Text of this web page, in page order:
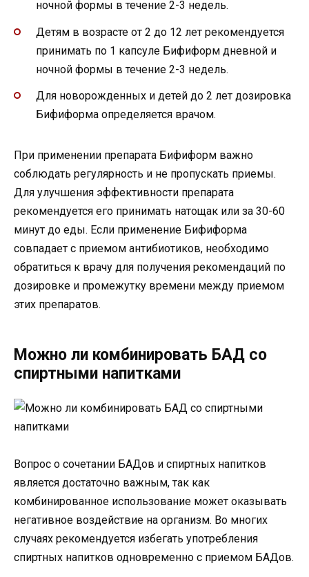
ночной формы в течение 2-3 недель.
Детям в возрасте от 2 до 12 лет рекомендуется
принимать по 1 капсуле Бифиформ дневной и
ночной формы в течение 2-3 недель.
Для новорожденных и детей до 2 лет дозировка
Бифиформа определяется врачом.
При применении препарата Бифиформ важно
соблюдать регулярность и не пропускать приемы.
Для улучшения эффективности препарата
рекомендуется его принимать натощак или за 30-60
минут до еды. Если применение Бифиформа
совпадает с приемом антибиотиков, необходимо
обратиться к врачу для получения рекомендаций по
дозировке и промежутку времени между приемом
этих препаратов.
Можно ли комбинировать БАД со
спиртными напитками
Вопрос о сочетании БАДов и спиртных напитков
является достаточно важным, так как
комбинированное использование может оказывать
негативное воздействие на организм. Во многих
случаях рекомендуется избегать употребления
спиртных напитков одновременно с приемом БАДов.